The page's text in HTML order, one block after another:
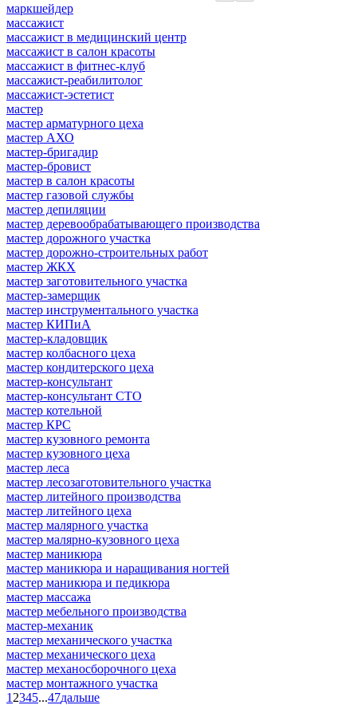
маркшейдер
массажист
массажист в медицинский центр
массажист в салон красоты
массажист в фитнес-клуб
массажист-реабилитолог
массажист-эстетист
мастер
мастер арматурного цеха
мастер АХО
мастер-бригадир
мастер-бровист
мастер в салон красоты
мастер газовой службы
мастер депиляции
мастер деревообрабатывающего производства
мастер дорожного участка
мастер дорожно-строительных работ
мастер ЖКХ
мастер заготовительного участка
мастер-замерщик
мастер инструментального участка
мастер КИПиА
мастер-кладовщик
мастер колбасного цеха
мастер кондитерского цеха
мастер-консультант
мастер-консультант СТО
мастер котельной
мастер КРС
мастер кузовного ремонта
мастер кузовного цеха
мастер леса
мастер лесозаготовительного участка
мастер литейного производства
мастер литейного цеха
мастер малярного участка
мастер малярно-кузовного цеха
мастер маникюра
мастер маникюра и наращивания ногтей
мастер маникюра и педикюра
мастер массажа
мастер мебельного производства
мастер-механик
мастер механического участка
мастер механического цеха
мастер механосборочного цеха
мастер монтажного участка
1 2345...47дальше